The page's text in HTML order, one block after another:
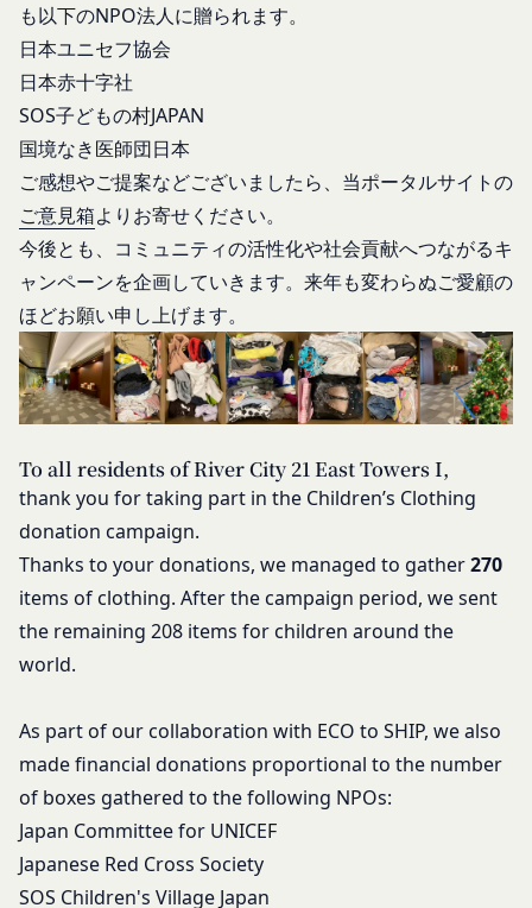
も以下のNPO法人に贈られます。
日本ユニセフ協会
日本赤十字社
SOS子どもの村JAPAN
国境なき医師団日本
ご感想やご提案などございましたら、当ポータルサイトの
ご意見箱よりお寄せください。
今後とも、コミュニティの活性化や社会貢献へつながるキ
ャンペーンを企画していきます。来年も変わらぬご愛顧の
ほどお願い申し上げます。
To all residents of River City 21 East Towers I,
thank you for taking part in the Children’s Clothing
donation campaign.
Thanks to your donations, we managed to gather270
items of clothing. After the campaign period, we sent
the remaining 208 items for children around the
world.
As part of our collaboration with ECO to SHIP, we also
made financial donations proportional to the number
of boxes gathered to the following NPOs:
Japan Committee for UNICEF
Japanese Red Cross Society
SOS Children's Village Japan
携先に開示を認めた情報を取得することがありま
す。
取得した個人情報等の利用目的
当社は、お客様からご提供いただいたお客様情報
を、当社各サービスの利用規約において定める利用
目的の範囲内で利用します。
Cookie（クッキー）について
当社は、お客様にとってより使いやすく、より価値
ある情報を提供するためにCookie(以下「クッキ
ー」といいます。これに類似の技術を含みます。)
を使用することがあります。
クッキーは、ウェブサイトを利用されたときにご利
用のパソコンや携帯端末に一時的にデータを保存さ
せるもので、これを利用することにより当社のサー
クセスしたURL、コンテンツ、参照順序等)や、年
齢や性別、職業、居住地域、位置情報等個人が特定
できない属性情報(それらの組み合わせによっても
個人が特定できないもの)を取得することがありま
お客様がご自身に関する情報の取得を望まれない場
合は、ブラウザや携帯端末の設定により、クッキー
の受け取りを拒否することも可能です。なお、クッ
の一部がご利用できなくなることがあります。
適正管理
当社は、お客様情報への不正なアクセスや漏洩等を
防ぐため、セキュリティーの維持に努めます。ま
た、当社は、当社の通常の事業運営に照らして当社
が不要と判断した場合、お客様から取得したお客様
す。）を提供し、又はその運営を行う者をいいま
す。
第2条（総則・適用範囲）
本規約は、会員と当社間において本サービスの利用
に関し適用され、登録手続き完了後の本サービスの
提供条件及び当社と会員との権利義務関係を定める
ものです。
当社が、当社ウェブサイト上に本サービスに関する
個別規定や追加規定を掲載する場合、又は第11条
に定める方法により本サービスに関するルール等を
発信する場合、それらは本規約の一部を構成するも
のとし、個別規定、追加規定又はルール等が本規約
と抵触する場合には、当該個別規定、追加規定又は
ルール等が優先されるものとします。
当社は、本規約を変更する必要が生じた場合には、
会員の明示の承諾を得ることなく、本規約を変更す
ることができるものとします。
前項による本規約の変更をするときは、その効力発
生日を定め、かつ、本規約を変更する旨及び変更後
の本規約の内容並びにその効力発生日を、会員に対
し、本規約変更の効力発生日前に、第11条に定め
る方法により通知するものとします。ただし、文言
の修正等、会員に不利益を与えるものではない軽微
ます。
本規約変更の効力発生日後に本サービスの利用を行
った場合、会員は本規約の変更に同意したものとみ
なします。
当社が提供する本サービス以外のサービス又は提携
パートナーが提供するサービスについては、各サー